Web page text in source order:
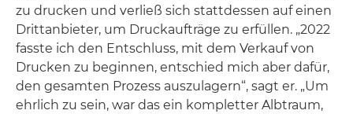
zu drucken und verließ sich stattdessen auf einen
Drittanbieter, um Druckaufträge zu erfüllen. „2022
fasste ich den Entschluss, mit dem Verkauf von
Drucken zu beginnen, entschied mich aber dafür,
den gesamten Prozess auszulagern“, sagt er. „Um
ehrlich zu sein, war das ein kompletter Albtraum,